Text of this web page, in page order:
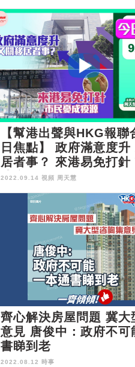
【幫港出聲與HKG報聯
日焦點】 政府滿意度升
居者事？ 來港易免打針
成疫源
2022.09.14 視頻 周天慧
齊心解決房屋問題 冀大
意見 唐俊中：政府不可
書睇到老
2022.08.12 時事